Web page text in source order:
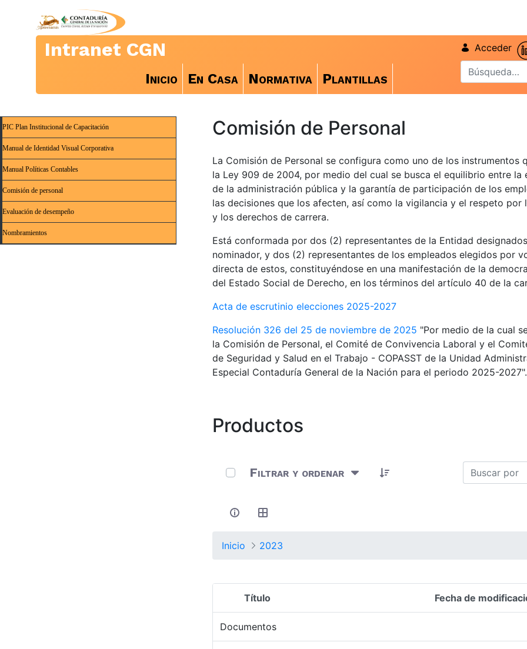
Intranet CGN
Inicio En Casa Normativa Plantillas
Acceder
PIC Plan Institucional de Capacitación
Manual de Identidad Visual Corporativa
Manual Políticas Contables
Comisión de personal
Evaluación de desempeño
Nombramientos
Comisión de Personal
La Comisión de Personal se configura como uno de los instrumentos
la Ley 909 de 2004, por medio del cual se busca el equilibrio entre la
de la administración pública y la garantía de participación de los
las decisiones que los afecten, así como la vigilancia y el respeto por
y los derechos de carrera.
Está conformada por dos (2) representantes de la Entidad
nominador, y dos (2) representantes de los empleados elegidos por
directa de estos, constituyéndose en una manifestación de la
del Estado Social de Derecho, en los términos del artículo 40 de la
Acta de escrutinio elecciones 2025-2027
Resolución 326 del 25 de noviembre de 2025 "Por medio de la cual
la Comisión de Personal, el Comité de Convivencia Laboral y el
de Seguridad y Salud en el Trabajo - COPASST de la Unidad
Especial Contaduría General de la Nación para el periodo 2025-2027".
Productos
Filtrar y ordenar
Inicio 2023
Selección del elemento
Título
Fecha de
Documentos